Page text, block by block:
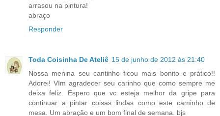
arrasou na pintura!
abraço
Responder
Toda Coisinha De Ateliê 15 de junho de 2012 às 21:40
Nossa menina seu cantinho ficou mais bonito e prático!!
Adorei! VIm agradecer seu carinho que como sempre me
deixa feliz. Espero que vc esteja melhor da gripe para
continuar a pintar coisas lindas como este caminho de
mesa. Um abração e um bom final de semana. bjs